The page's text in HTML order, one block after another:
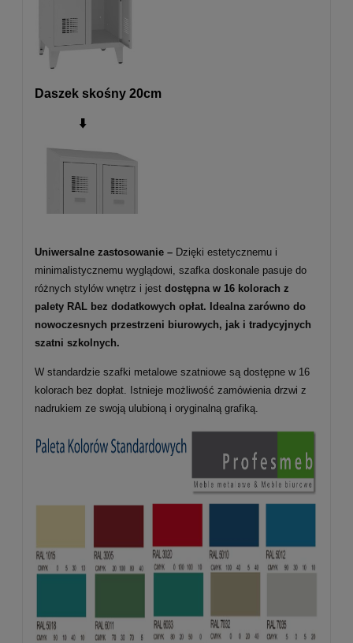
Daszek skośny 20cm
⬇️
Uniwersalne zastosowanie – Dzięki estetycznemu i
minimalistycznemu wyglądowi, szafka doskonale pasuje do
różnych stylów wnętrz i jest dostępna w 16 kolorach z
palety RAL bez dodatkowych opłat. Idealna zarówno do
nowoczesnych przestrzeni biurowych, jak i tradycyjnych
szatni szkolnych.
W standardzie szafki metalowe szatniowe są dostępne w 16
kolorach bez dopłat. Istnieje możliwość zamówienia drzwi z
nadrukiem ze swoją ulubioną i oryginalną grafiką.